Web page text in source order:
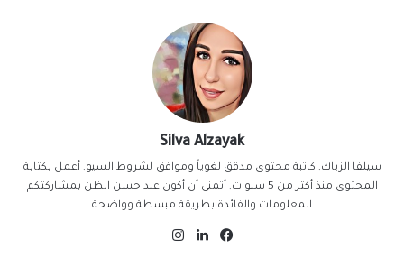
Silva Alzayak
سيلفا الزياك, كاتبة محتوى مدقق لغوياً وموافق لشروط السيو, أعمل بكتابة
المحتوى منذ أكثر من 5 سنوات, أتمنى أن أكون عند حسن الظن بمشاركتكم
المعلومات والفائدة بطريقة مبسطة وواضحة
فيسبوكلينكدإن